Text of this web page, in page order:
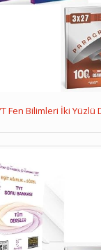
Fen Bilimleri İki